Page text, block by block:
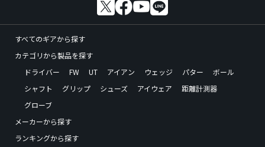
すべてのギアから探す
カテゴリから製品を探す
ドライバー
FW UT アイアン ウェッジ パター
ボール
シャフト
グリップ シューズ アイウェア
距離計測器
グローブ
メーカーから探す
ランキングから探す